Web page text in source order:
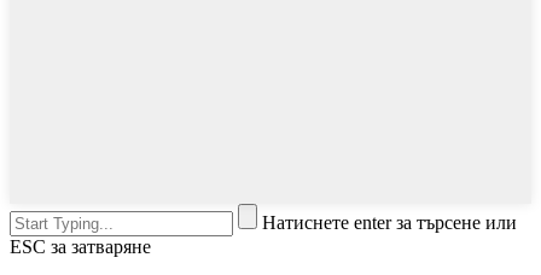
Натиснете enter за търсене или
ESC за затваряне